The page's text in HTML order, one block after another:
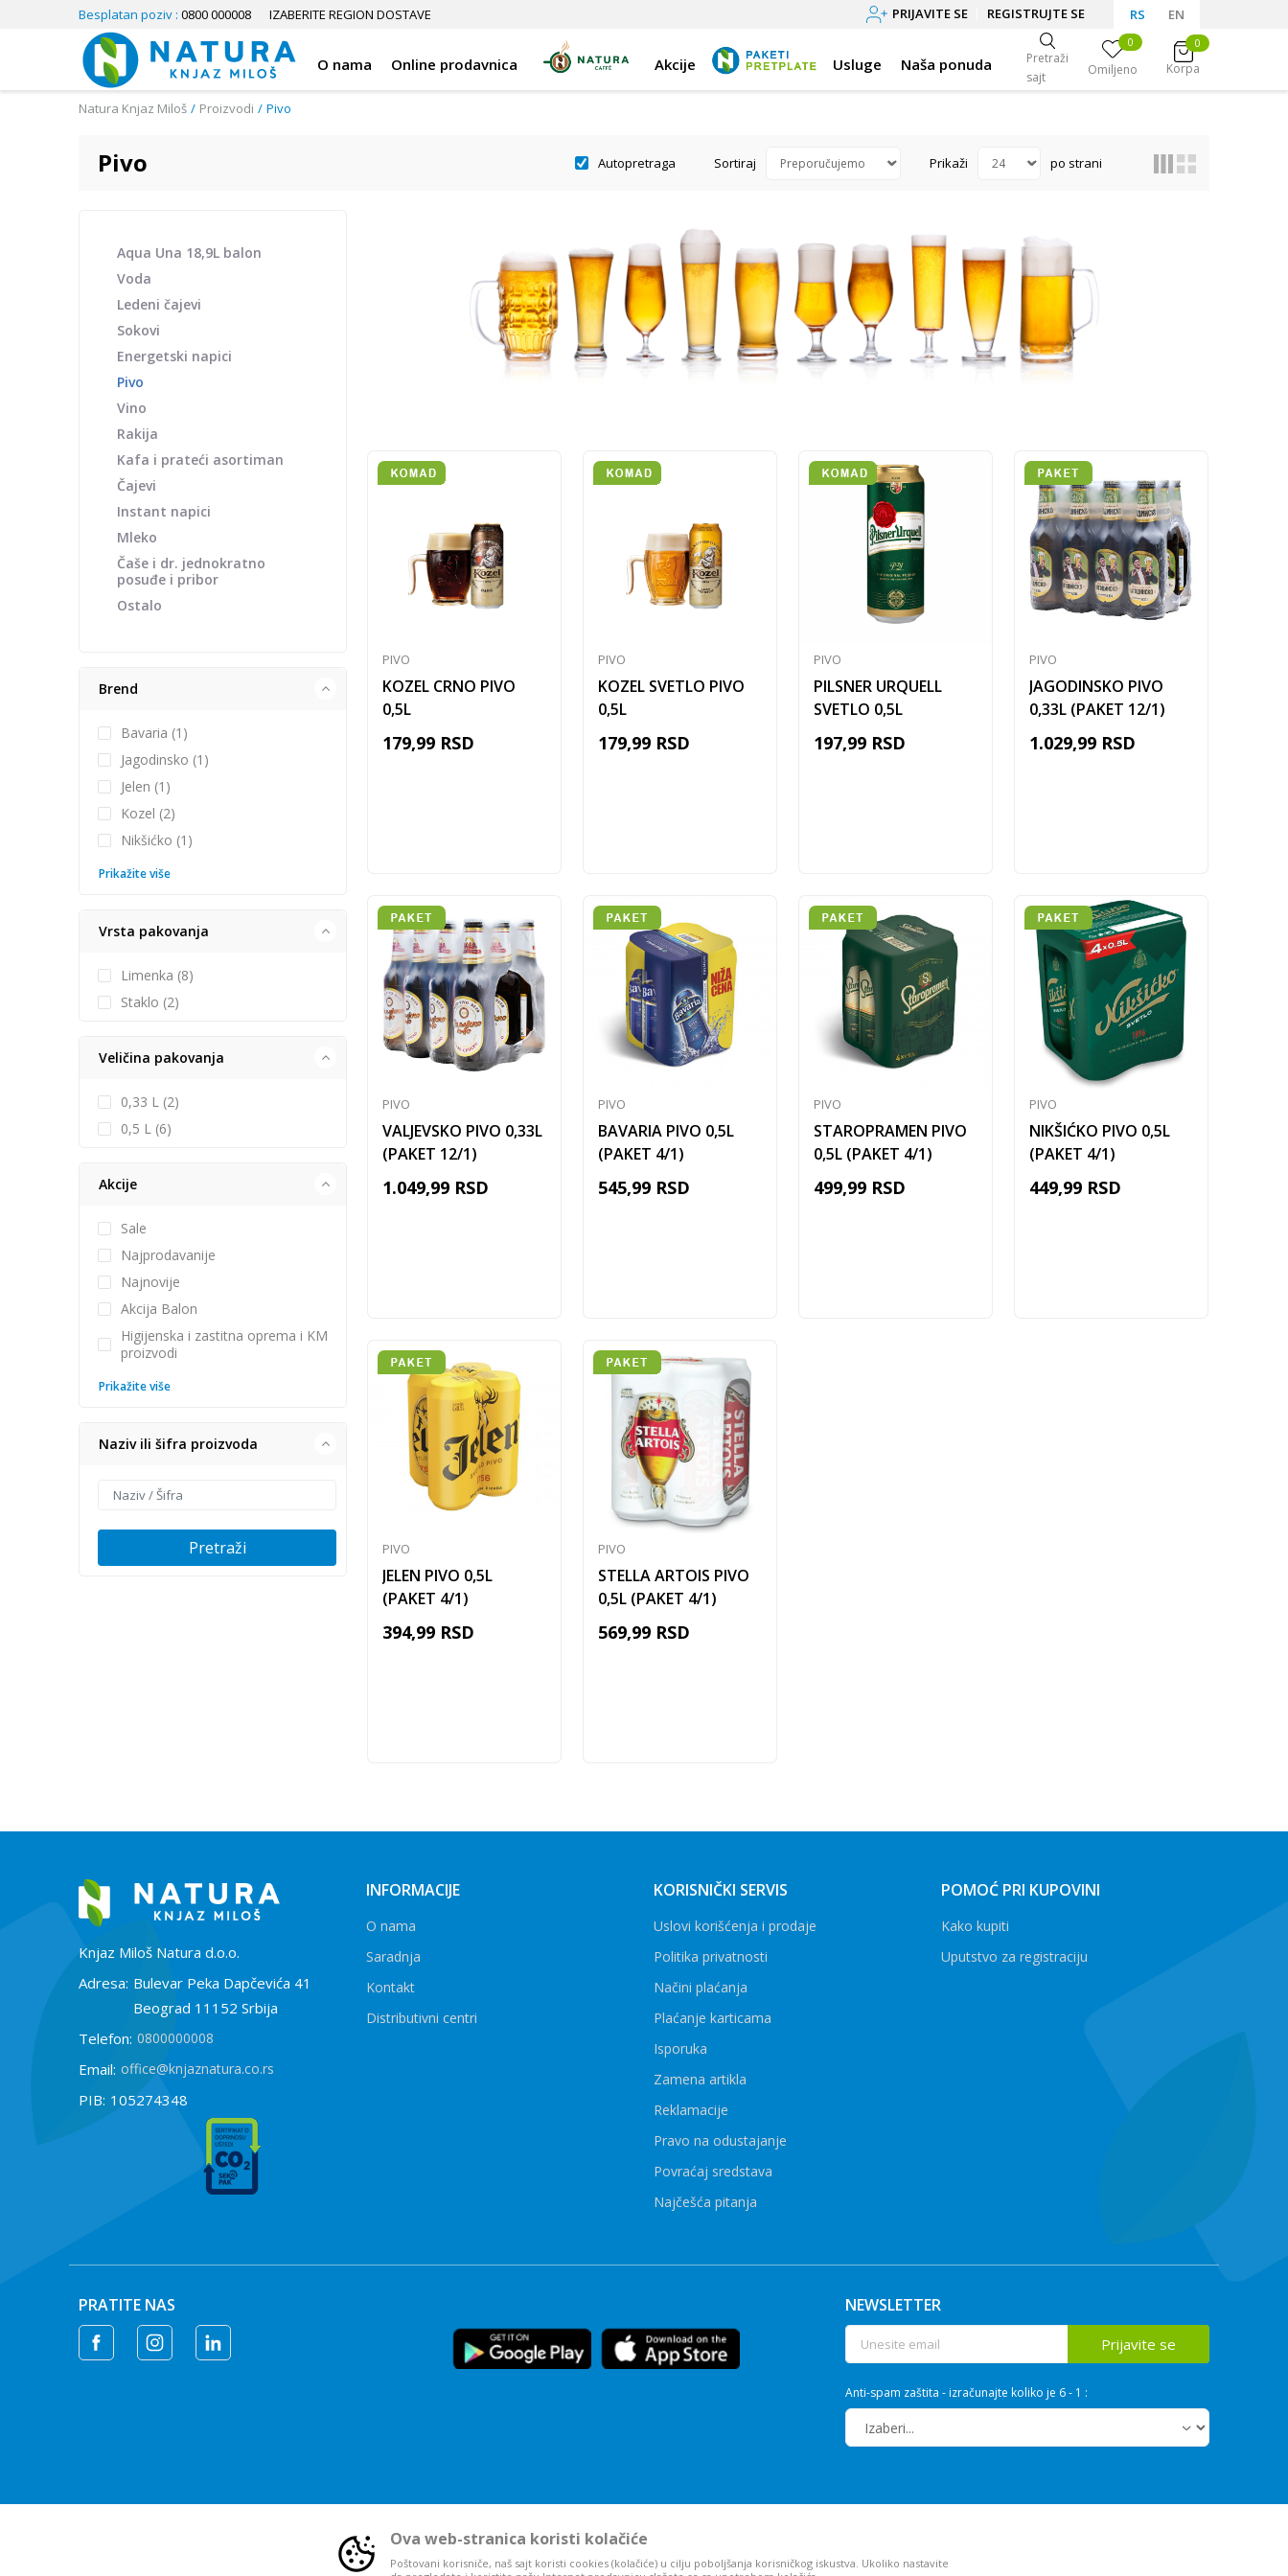
Besplatan poziv : 0800 000008 IZABERITE REGION DOSTAVE RS EN
PRIJAVITE SE REGISTRUJTE SE
O nama Online prodavnica Akcije Usluge Naša ponuda
Pretraži
sajt
Omiljeno
0
Korpa
0
Natura Knjaz Miloš Proizvodi Pivo
Pivo Autopretraga Sortiraj Prikaži po strani
Aqua Una 18,9L balon
Voda
Ledeni čajevi
Sokovi
Energetski napici
Pivo
Vino
Rakija
Kafa i prateći asortiman
Čajevi
Instant napici
Mleko
Čaše i dr. jednokratno
posuđe i pribor
Ostalo
Brend
Bavaria (1)
Jagodinsko (1)
Jelen (1)
Kozel (2)
Nikšićko (1)
Prikažite više
Vrsta pakovanja
Limenka (8)
Staklo (2)
Veličina pakovanja
0,33 L (2)
0,5 L (6)
Akcije
Sale
Najprodavanije
Najnovije
Akcija Balon
Higijenska i zastitna oprema i KM
proizvodi
Prikažite više
Naziv ili šifra proizvoda
Pretraži
PIVO
KOZEL CRNO PIVO
0,5L
179,99 RSD
PIVO
KOZEL SVETLO PIVO
0,5L
179,99 RSD
PIVO
PILSNER URQUELL
SVETLO 0,5L
197,99 RSD
PIVO
JAGODINSKO PIVO
0,33L (PAKET 12/1)
1.029,99 RSD
PIVO
VALJEVSKO PIVO 0,33L
(PAKET 12/1)
1.049,99 RSD
PIVO
BAVARIA PIVO 0,5L
(PAKET 4/1)
545,99 RSD
PIVO
STAROPRAMEN PIVO
0,5L (PAKET 4/1)
499,99 RSD
PIVO
NIKŠIĆKO PIVO 0,5L
(PAKET 4/1)
449,99 RSD
PIVO
JELEN PIVO 0,5L
(PAKET 4/1)
394,99 RSD
PIVO
STELLA ARTOIS PIVO
0,5L (PAKET 4/1)
569,99 RSD
Knjaz Miloš Natura d.o.o.
Adresa: Bulevar Peka Dapčevića 41
Beograd 11152 Srbija
Telefon: 0800000008
Email: office@knjaznatura.co.rs
PIB: 105274348
INFORMACIJE
O nama
Saradnja
Kontakt
Distributivni centri
KORISNIČKI SERVIS
Uslovi korišćenja i prodaje
Politika privatnosti
Načini plaćanja
Plaćanje karticama
Isporuka
Zamena artikla
Reklamacije
Pravo na odustajanje
Povraćaj sredstava
Najčešća pitanja
POMOĆ PRI KUPOVINI
Kako kupiti
Uputstvo za registraciju
PRATITE NAS NEWSLETTER
Anti-spam zaštita - izračunajte koliko je 6 - 1 :
Prijavite se
Ova web-stranica koristi kolačiće
Poštovani korisniče, naš sajt koristi cookies (kolačiće) u cilju poboljšanja korisničkog iskustva. Ukoliko nastavite